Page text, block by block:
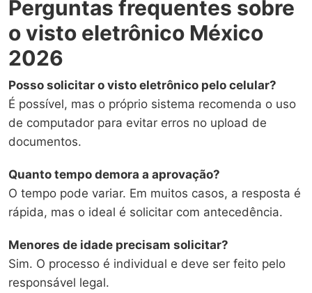
Perguntas frequentes sobre
o visto eletrônico México
2026
Posso solicitar o visto eletrônico pelo celular?
É possível, mas o próprio sistema recomenda o uso
de computador para evitar erros no upload de
documentos.
Quanto tempo demora a aprovação?
O tempo pode variar. Em muitos casos, a resposta é
rápida, mas o ideal é solicitar com antecedência.
Menores de idade precisam solicitar?
Sim. O processo é individual e deve ser feito pelo
responsável legal.